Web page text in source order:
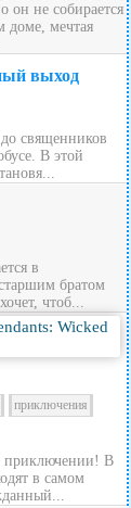
он не собирается
доме, мечтая
выход
священников
В этой
в
братом
чтоб...
приключения
приключении! В
в самом